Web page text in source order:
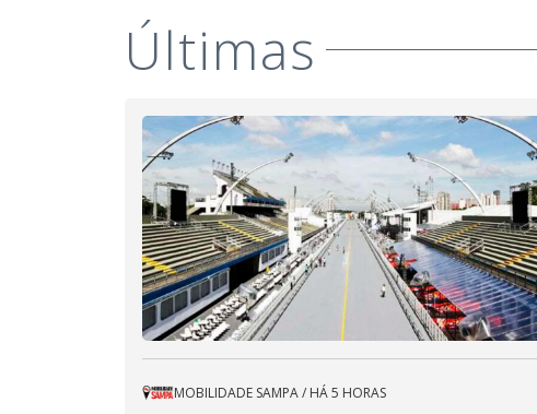
Últimas
MOBILIDADE SAMPA/ HÁ 5 HORAS